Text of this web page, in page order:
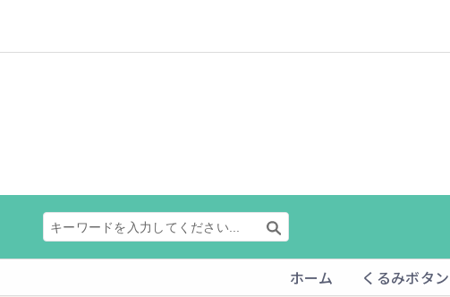
ホーム くるみボタン